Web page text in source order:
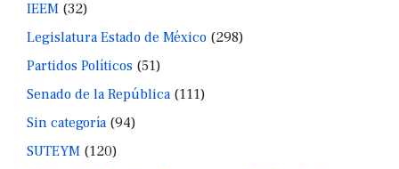
IEEM (32)
Legislatura Estado de México (298)
Partidos Políticos (51)
Senado de la República(111)
Sin categoría(94)
SUTEYM (120)